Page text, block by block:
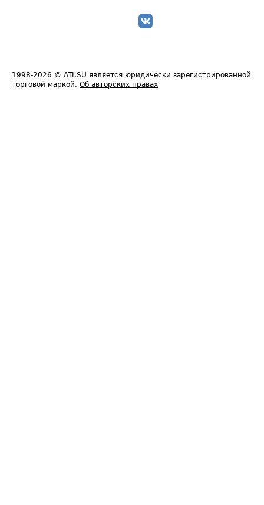
1998-2026 © ATI.SU является юридически зарегистрированной
торговой маркой. Об авторских правах